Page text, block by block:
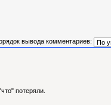
вывода комментариев:
потеряли.